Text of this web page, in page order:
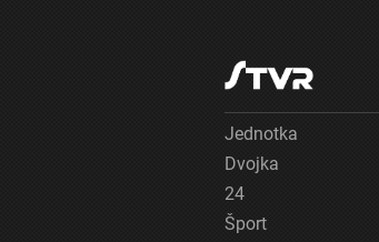
Jednotka
Dvojka
24
Šport